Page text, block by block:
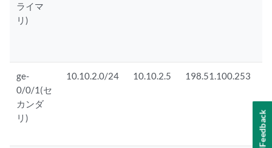
ライマ
リ)
ge-
0/0/1(セ
カンダ
リ)
10.10.2.0/24 10.10.2.5 198.51.100.253
Feedback